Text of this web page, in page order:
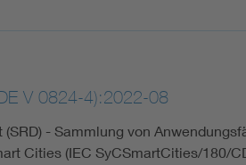
V 0824-4):2022-08
- Sammlung von
Cities (IEC SyCSmartCities/180/